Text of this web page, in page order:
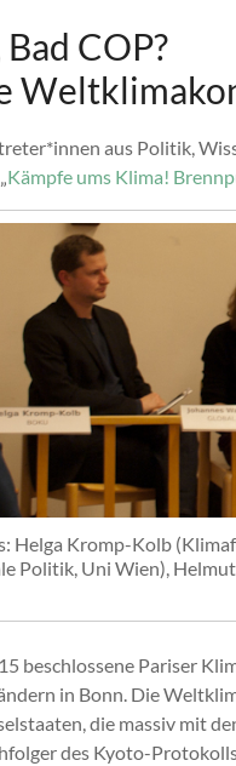
COP?
aus Politik,
Kämpfe ums Klima!
Helga Kromp-Kolb
Politik, Uni Wien),
beschlossene Pariser
in Bonn. Die
die massiv mit
des Kyoto-